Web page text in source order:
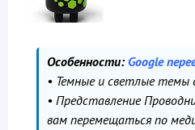
Особенности: Google
• Темные и светлые темы
• Представление
вам перемещаться по